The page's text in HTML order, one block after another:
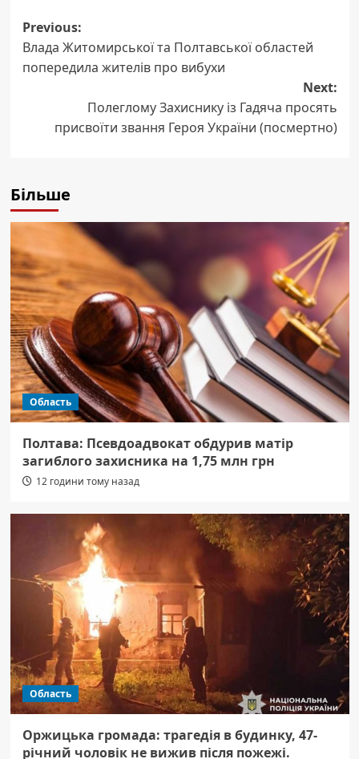
Post
navigation
Previous:
Влада Житомирської та Полтавської областей
попередила жителів про вибухи
Next:
Полеглому Захиснику із Гадяча просять
присвоїти звання Героя України (посмертно)
Більше
Область
Полтава: Псевдоадвокат обдурив матір
загиблого захисника на 1,75 млн грн
12 години тому назад
Область
Оржицька громада: трагедія в будинку, 47-
річний чоловік не вижив після пожежі.